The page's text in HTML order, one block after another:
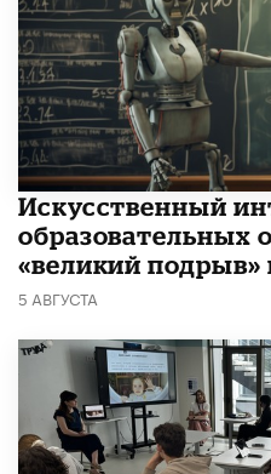
​Искусственный
образовательных
«великий подрыв»
5 АВГУСТА